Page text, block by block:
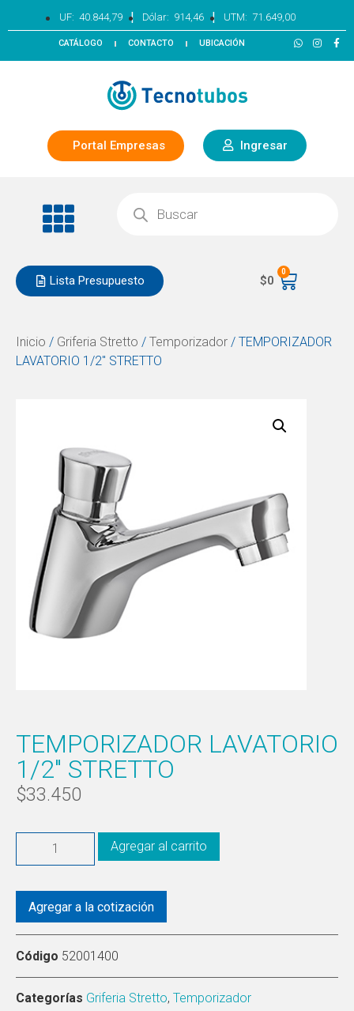
UF: 40.844,79 | Dólar: 914,46 | UTM: 71.649,00
CATÁLOGO CONTACTO UBICACIÓN
Portal Empresas Ingresar
Lista Presupuesto $0
0
Inicio / Griferia Stretto / Temporizador / TEMPORIZADOR
LAVATORIO 1/2″ STRETTO
TEMPORIZADOR LAVATORIO
1/2″ STRETTO
$33.450
Agregar al carrito
Agregar a la cotización
Código 52001400
Categorías Griferia Stretto, Temporizador